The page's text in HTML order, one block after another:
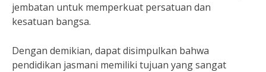
jembatan untuk memperkuat persatuan dan
kesatuan bangsa.
Dengan demikian, dapat disimpulkan bahwa
pendidikan jasmani memiliki tujuan yang sangat